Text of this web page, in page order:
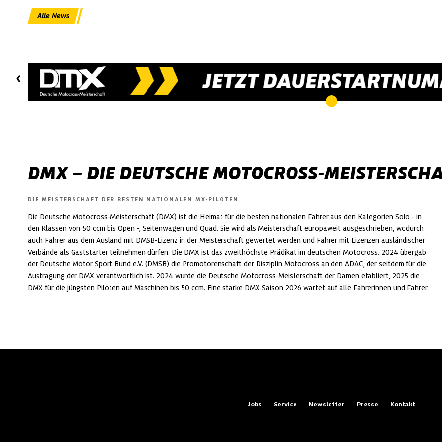
Alle News
DMX – DIE DEUTSCHE MOTOCROSS-
DIE MEISTERSCHAFT DER BESTEN NATIONALEN MX-PILOTEN
Die Deutsche Motocross-Meisterschaft (DMX) ist die Heimat für die besten nationalen Fahrer aus den Kategorien Solo - in
den Klassen von 50 ccm bis Open -, Seitenwagen und Quad. Sie wird als Meisterschaft europaweit ausgeschrieben, wodurch
auch Fahrer aus dem Ausland mit DMSB-Lizenz in der Meisterschaft gewertet werden und Fahrer mit Lizenzen ausländischer
Verbände als Gaststarter teilnehmen dürfen. Die DMX ist das zweithöchste Prädikat im deutschen Motocross. 2024 übergab
der Deutsche Motor Sport Bund e.V. (DMSB) die Promotorenschaft der Disziplin Motocross an den ADAC, der seitdem für die
Austragung der DMX verantwortlich ist. 2024 wurde die Deutsche Motocross-Meisterschaft der Damen etabliert, 2025 die
DMX für die jüngsten Piloten auf Maschinen bis 50 ccm. Eine starke DMX-Saison 2026 wartet auf alle Fahrerinnen und Fahrer.
Jobs Service Newsletter Presse Kontakt